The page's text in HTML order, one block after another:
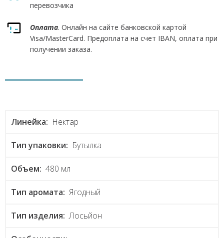
перевозчика
Оплата. Онлайн на сайте банковской картой
Visa/MasterCard. Предоплата на счет IBAN, оплата при
получении заказа.
Линейка: Нектар
Тип упаковки: Бутылка
Объем: 480 мл
Тип аромата: Ягодный
Тип изделия: Лосьйон